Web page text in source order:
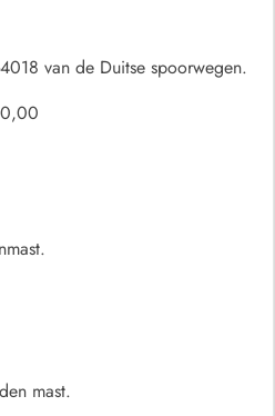
van de Duitse spoorwegen.
mast.